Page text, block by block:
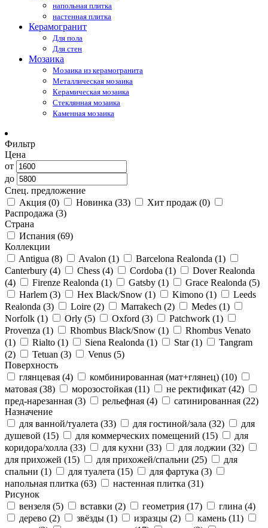
напольная плитка
настенная плитка
Керамогранит
Для пола
Для стен
Мозаика
Мозаика из керамогранита
Металлическая мозаика
Керамическая мозаика
Стеклянная мозаика
Каменная мозаика
Фильтр
Цена
от
до
Спец. предложение
Акция (0) Новинка (33) Хит продаж (0)
Распродажа (3)
Страна
Испания (69)
Коллекции
Antigua (8) Avalon (1) Barcelona Realonda (1)
Canterbury (4) Chess (4) Cordoba (1)
Dover Realonda
(4)
Firenze Realonda (1) Gatsby (1) Grace Realonda (5)
Harlem (3) Hex Black/Snow (1) Kimono (1)
Leeds
Realonda (3) Loire (2) Marrakech (2) Medes (1)
Norfolk (1) Orly (5) Oxford (3) Patchwork (1)
Provenza (1) Rhombus Black/Snow (1)
Rhombus Venato
(1)
Rialto (1) Siena Realonda (1) Star (1)
Tangram
(2)
Tetuan (3) Venus (5)
Поверхность
глянцевая (4) комбинированная (мат+глянец) (10)
матовая (38) морозостойкая (11) не ректификат (42)
пред-нарезанная (3) рельефная (4) сатинированная (22)
Назначение
для ванной/туалета (33) для гостиной/зала (32)
для
душевой (15) для коммерческих помещений (15)
для
коридора/холла (33) для кухни (33) для лоджии (32)
для прихожей (15) для прихожей/спальни (25)
для
спальни (1) для туалета (15) для фартука (3)
напольная плитка (63) настенная плитка (31)
Рисунок
вензеля (5) вставки (2) геометрия (17) глина (4)
дерево (2) звёзды (1) изразцы (2) камень (11)